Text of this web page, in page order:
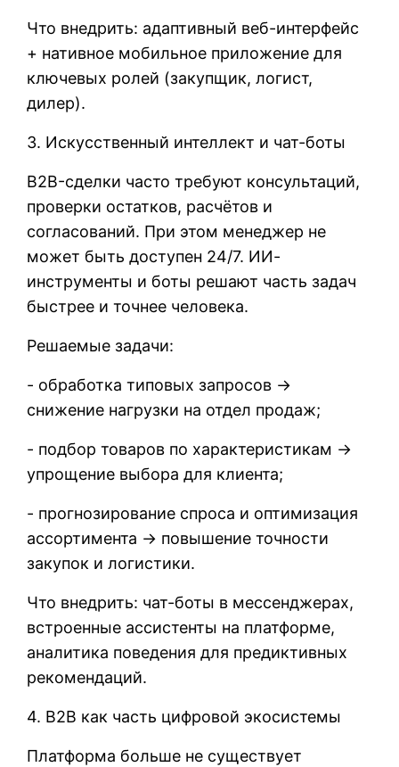
Что внедрить: адаптивный веб-интерфейс
+ нативное мобильное приложение для
ключевых ролей (закупщик, логист,
дилер).
3. Искусственный интеллект и чат-боты
B2B-сделки часто требуют консультаций,
проверки остатков, расчётов и
согласований. При этом менеджер не
может быть доступен 24/7. ИИ-
инструменты и боты решают часть задач
быстрее и точнее человека.
Решаемые задачи:
- обработка типовых запросов →
снижение нагрузки на отдел продаж;
- подбор товаров по характеристикам →
упрощение выбора для клиента;
- прогнозирование спроса и оптимизация
ассортимента → повышение точности
закупок и логистики.
Что внедрить: чат-боты в мессенджерах,
встроенные ассистенты на платформе,
аналитика поведения для предиктивных
рекомендаций.
4. B2B как часть цифровой экосистемы
Платформа больше не существует